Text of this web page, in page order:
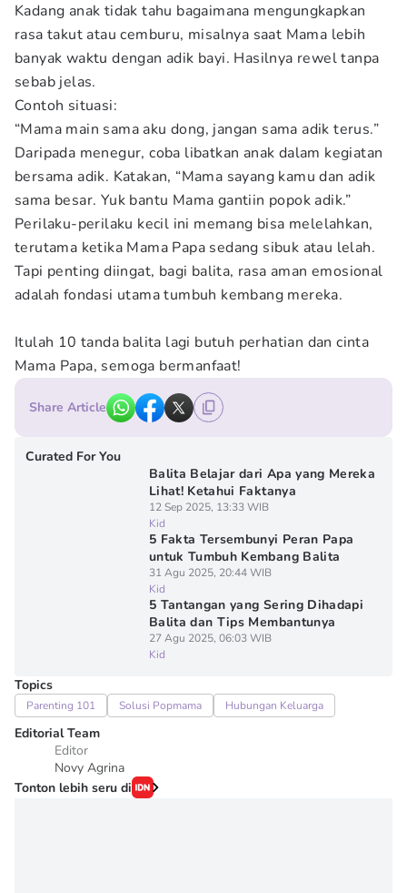
Kadang anak tidak tahu bagaimana mengungkapkan
rasa takut atau cemburu, misalnya saat Mama lebih
banyak waktu dengan adik bayi. Hasilnya rewel tanpa
sebab jelas.
Contoh situasi:
“Mama main sama aku dong, jangan sama adik terus.”
Daripada menegur, coba libatkan anak dalam kegiatan
bersama adik. Katakan, “Mama sayang kamu dan adik
sama besar. Yuk bantu Mama gantiin popok adik.”
Perilaku-perilaku kecil ini memang bisa melelahkan,
terutama ketika Mama Papa sedang sibuk atau lelah.
Tapi penting diingat, bagi balita, rasa aman emosional
adalah fondasi utama tumbuh kembang mereka.
Itulah 10 tanda balita lagi butuh perhatian dan cinta
Mama Papa, semoga bermanfaat!
Share Article
Curated For You
Balita Belajar dari Apa yang Mereka
Lihat! Ketahui Faktanya
12 Sep 2025, 13:33 WIB
Kid
5 Fakta Tersembunyi Peran Papa
untuk Tumbuh Kembang Balita
31 Agu 2025, 20:44 WIB
Kid
5 Tantangan yang Sering Dihadapi
Balita dan Tips Membantunya
27 Agu 2025, 06:03 WIB
Kid
Topics
Parenting 101 Solusi Popmama Hubungan Keluarga
Editorial Team
Editor
Novy Agrina
Tonton lebih seru di